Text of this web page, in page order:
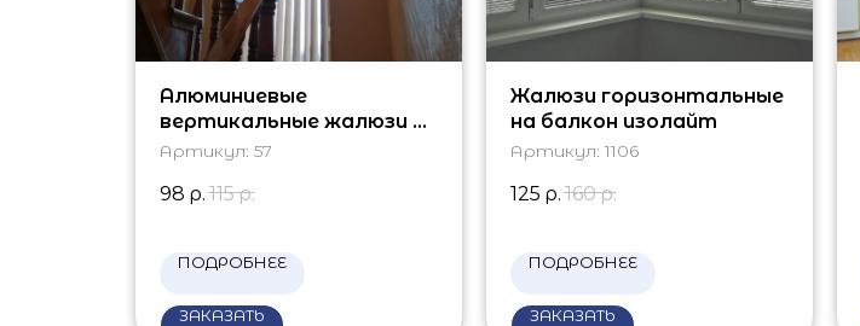
Алюминиевые
вертикальные жалюзи в
дом
Артикул: 57
98 р. 115 р.
ПОДРОБНЕЕ
ЗАКАЗАТЬ
Жалюзи горизонтальные
на балкон изолайт
Артикул: 1106
125 р. 160 р.
ПОДРОБНЕЕ
ЗАКАЗАТЬ